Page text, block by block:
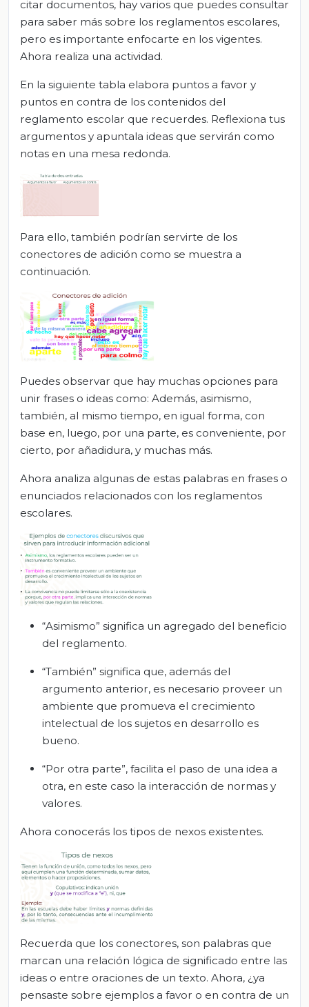
citar documentos, hay varios que puedes consultar
para saber más sobre los reglamentos escolares,
pero es importante enfocarte en los vigentes.
Ahora realiza una actividad.
En la siguiente tabla elabora puntos a favor y
puntos en contra de los contenidos del
reglamento escolar que recuerdes. Reflexiona tus
argumentos y apuntala ideas que servirán como
notas en una mesa redonda.
Para ello, también podrían servirte de los
conectores de adición como se muestra a
continuación.
Puedes observar que hay muchas opciones para
unir frases o ideas como: Además, asimismo,
también, al mismo tiempo, en igual forma, con
base en, luego, por una parte, es conveniente, por
cierto, por añadidura, y muchas más.
Ahora analiza algunas de estas palabras en frases o
enunciados relacionados con los reglamentos
escolares.
“Asimismo” significa un agregado del beneficio
del reglamento.
“También” significa que, además del
argumento anterior, es necesario proveer un
ambiente que promueva el crecimiento
intelectual de los sujetos en desarrollo es
bueno.
“Por otra parte”, facilita el paso de una idea a
otra, en este caso la interacción de normas y
valores.
Ahora conocerás los tipos de nexos existentes.
Recuerda que los conectores, son palabras que
marcan una relación lógica de significado entre las
ideas o entre oraciones de un texto. Ahora, ¿ya
pensaste sobre ejemplos a favor o en contra de un